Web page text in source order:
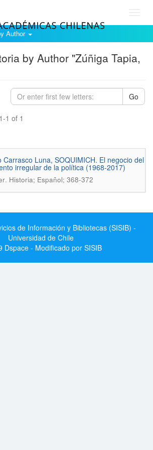
Author
by Author "Zúñiga Tapia,
Go
1 of 1
Carrasco Luna, SOQUIMICH. El negocio del
irregular de la política (1968-2017)
. Historia; Español; 368-372
de Información y Bibliotecas (SISIB) -
Universidad de Chile
Dspace - Modificado por SISIB